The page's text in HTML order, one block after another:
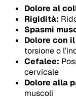
Dolore al
Rigidità:
Spasmi
Dolore con
torsione o
Cefalee:
cervicale
Dolore alla
muscoli